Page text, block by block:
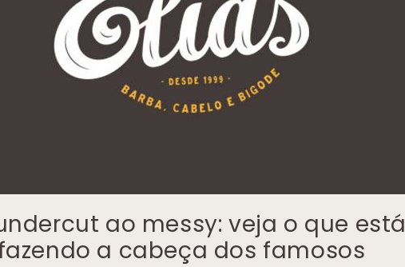
ao messy: veja o que está
a cabeça dos famosos